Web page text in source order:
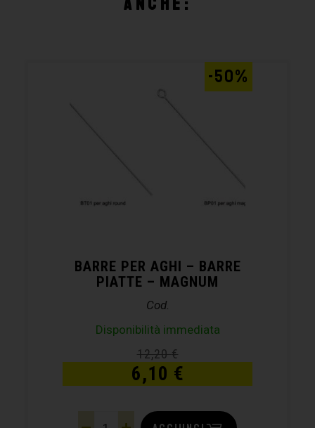
anche:
BARRE PER AGHI – BARRE
PIATTE – MAGNUM
Cod.
Disponibilità immediata
12,20€
6,10 €
-50%